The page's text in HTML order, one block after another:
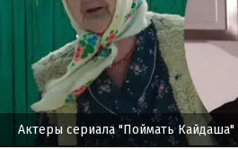
Актеры сериала "Поймать Кайдаша"